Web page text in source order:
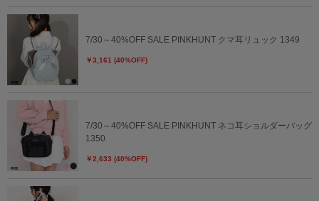
7/30～40%OFF SALE PINKHUNT クマ耳リュック 1349
￥3,161 (40%OFF)
7/30～40%OFF SALE PINKHUNT ネコ耳ショルダーバッグ
1350
￥2,633 (40%OFF)